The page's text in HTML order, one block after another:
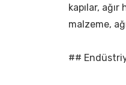
kapılar,
malzeme,
##